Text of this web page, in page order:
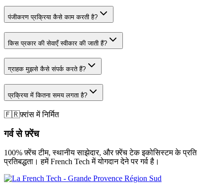
पंजीकरण प्रक्रिया कैसे काम करती है?
किस प्रकार की सेवाएँ स्वीकार की जाती हैं?
ग्राहक मुझसे कैसे संपर्क करते हैं?
प्रक्रिया में कितना समय लगता है?
🇫🇷फ़्रांस में निर्मित
गर्व से फ़्रेंच
100% फ़्रेंच टीम, स्थानीय साझेदार, और फ़्रेंच टेक इकोसिस्टम के प्रति
प्रतिबद्धता। हमें French Tech में योगदान देने पर गर्व है।